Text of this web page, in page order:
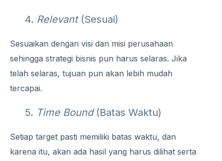
4. Relevant(Sesuai)
Sesuaikan dengan visi dan misi perusahaan
sehingga strategi bisnis pun harus selaras. Jika
telah selaras, tujuan pun akan lebih mudah
tercapai.
5. Time Bound(Batas Waktu)
Setiap target pasti memiliki batas waktu, dan
karena itu, akan ada hasil yang harus dilihat serta